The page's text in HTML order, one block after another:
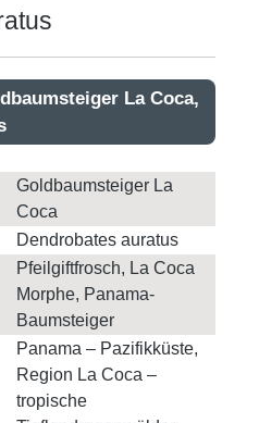
La Coca,
Goldbaumsteiger La
Coca
Dendrobates auratus
Pfeilgiftfrosch, La Coca
Morphe, Panama-
Baumsteiger
Panama – Pazifikküste,
Region La Coca –
tropische